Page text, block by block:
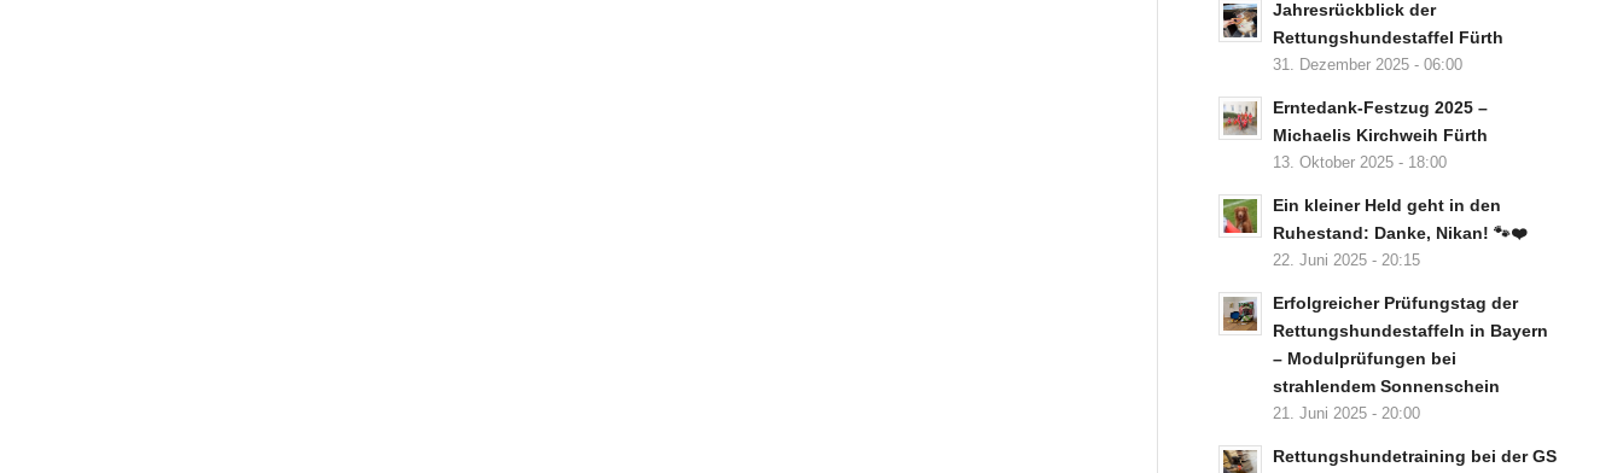
Jahresrückblick der
Rettungshundestaffel Fürth
31. Dezember 2025 - 06:00
Erntedank-Festzug 2025 –
Michaelis Kirchweih Fürth
13. Oktober 2025 - 18:00
Ein kleiner Held geht in den
Ruhestand: Danke, Nikan! 🐾❤️
22. Juni 2025 - 20:15
Erfolgreicher Prüfungstag der
Rettungshundestaffeln in Bayern
– Modulprüfungen bei
strahlendem Sonnenschein
21. Juni 2025 - 20:00
Rettungshundetraining bei der GS